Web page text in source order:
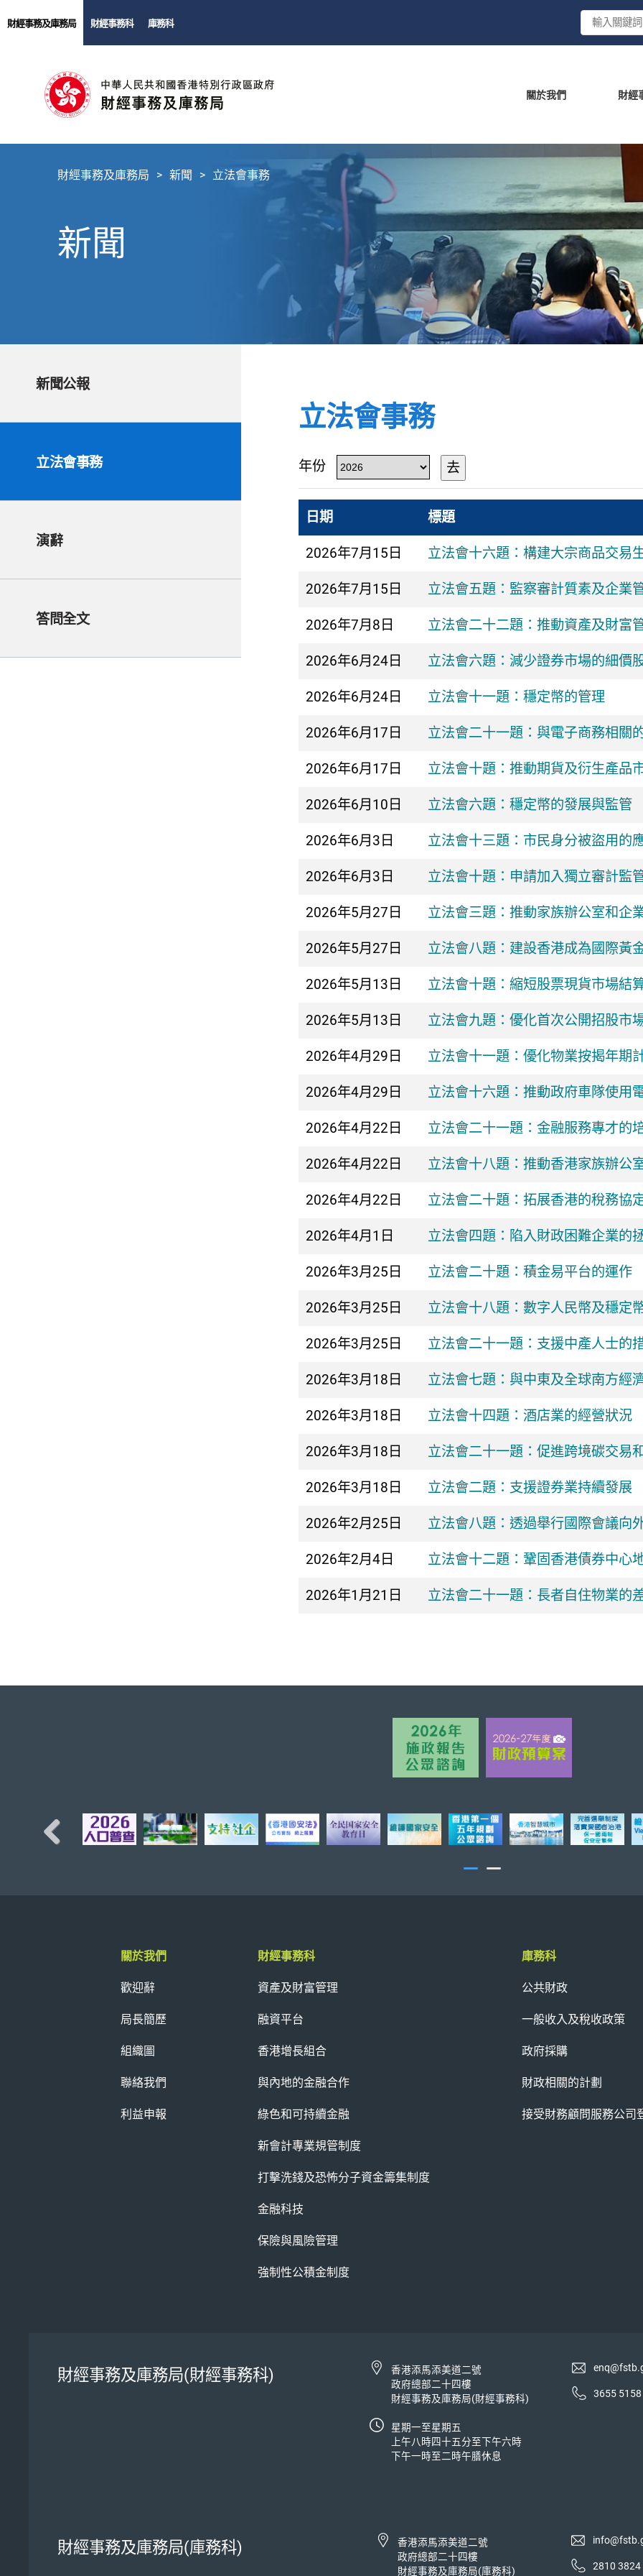
財經事務及庫務局 財經事務科 庫務科
關於我們 財經
財經事務及庫務局 新聞 立法會事務
新聞
新聞公報
立法會事務
演辭
答問全文
立法會事務
年份 去
日期 標題
2026年7月15日 立法會十六題：構建大宗商品交易
2026年7月15日 立法會五題：監察審計質素及企業
2026年7月8日 立法會二十二題：推動資產及財富
2026年6月24日 立法會六題：減少證券市場的細價
2026年6月24日 立法會十一題：穩定幣的管理
2026年6月17日 立法會二十一題：與電子商務相關
2026年6月17日 立法會十題：推動期貨及衍生產品
2026年6月10日 ​立法會六題：穩定幣的發展與監管
2026年6月3日 立法會十三題：市民身分被盜用的
2026年6月3日 立法會十題：申請加入獨立審計監
2026年5月27日 立法會三題：推動家族辦公室和企
2026年5月27日 立法會八題：建設香港成為國際黃
2026年5月13日 立法會十題：縮短股票現貨市場結
2026年5月13日 立法會九題：優化首次公開招股市
2026年4月29日 立法會十一題：優化物業按揭年期
2026年4月29日 立法會十六題：推動政府車隊使用
2026年4月22日 立法會二十一題：金融服務專才的
2026年4月22日 立法會十八題：推動香港家族辦公
2026年4月22日 立法會二十題：拓展香港的稅務協
2026年4月1日 立法會四題：陷入財政困難企業的
2026年3月25日 立法會二十題：積金易平台的運作
2026年3月25日 立法會十八題：數字人民幣及穩定
2026年3月25日 立法會二十一題：支援中產人士的
2026年3月18日 立法會七題：與中東及全球南方經
2026年3月18日 立法會十四題：酒店業的經營狀況
2026年3月18日 立法會二十一題：促進跨境碳交易
2026年3月18日 立法會二題：支援證券業持續發展
2026年2月25日 立法會八題：透過舉行國際會議向
2026年2月4日 立法會十二題：鞏固香港債券中心
2026年1月21日 立法會二十一題：長者自住物業的
關於我們
歡迎辭
局長簡歷
組織圖
聯絡我們
利益申報
財經事務科
資產及財富管理
融資平台
香港增長組合
與內地的金融合作
綠色和可持續金融
新會計專業規管制度
打擊洗錢及恐怖分子資金籌集制度
金融科技
保險與風險管理
強制性公積金制度
庫務科
公共財政
一般收入及稅收政策
政府採購
財政相關的計劃
接受財務顧問服務公司
財經事務及庫務局(財經事務科)
香港添馬添美道二號
政府總部二十四樓
財經事務及庫務局(財經事務科)
星期一至星期五
上午八時四十五分至下午六時
下午一時至二時午膳休息
3655 5158
財經事務及庫務局(庫務科)
香港添馬添美道二號
政府總部二十四樓
財經事務及庫務局(庫務科)
2810 3824